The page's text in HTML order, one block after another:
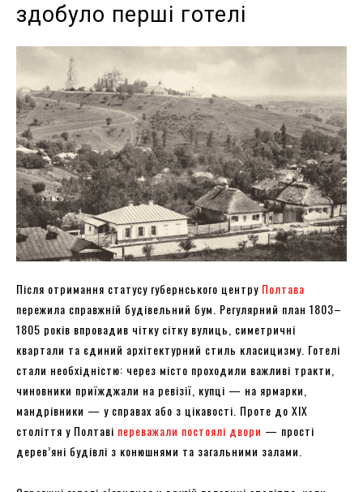
здобуло перші готелі
Після отримання статусу губернського центру Полтава
пережила справжній будівельний бум. Регулярний план 1803–
1805 років впровадив чітку сітку вулиць, симетричні
квартали та єдиний архітектурний стиль класицизму. Готелі
стали необхідністю: через місто проходили важливі тракти,
чиновники приїжджали на ревізії, купці — на ярмарки,
мандрівники — у справах або з цікавості. Проте до XIX
століття у Полтаві переважали постоялі двори — прості
дерев’яні будівлі з конюшнями та загальними залами.